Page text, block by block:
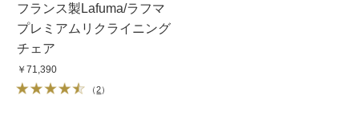
フランス製Lafuma/ラフマ
プレミアムリクライニング
チェア
￥71,390
（2）